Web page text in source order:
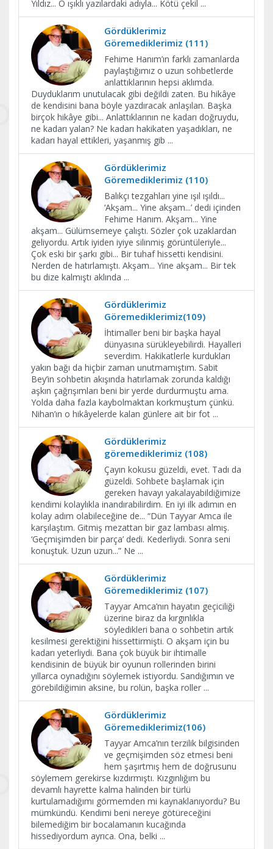
Yıldız... O ışıklı yazılardaki adıyla... Kötü çekil ...
Gördüklerimiz
Göremediklerimiz (111)
Fehime Hanım’ın farklı zamanlarda
paylaştığımız o uzun sohbetlerde
anlattıklarının hepsi aklımda.
Duyduklarım unutulacak gibi değildi zaten. Bu hikâye
de kendisini bana böyle yazdıracak anlaşılan. Başka
birçok hikâye gibi... Anlattıklarının ne kadarı doğruydu,
ne kadarı yalan? Ne kadarı hakikaten yaşadıkları, ne
kadarı hayal ettikleri, yaşanmış gib ...
Gördüklerimiz
Göremediklerimiz (110)
Balıkçı tezgahları yine ışıl ışıldı...
‘Akşam... Yine akşam...’ dedi içinden
Fehime Hanım. Akşam... Yine
akşam... Gülümsemeye çalıştı. Sözler çok uzaklardan
geliyordu. Artık iyiden iyiye silinmiş görüntüleriyle...
Çok eski bir şarkı gibi... Bir tuhaf hissetti kendisini.
Nerden de hatırlamıştı. Akşam... Yine akşam... Bir tek
bu dize kalmıştı aklında ...
Gördüklerimiz
Göremediklerimiz(109)
İhtimaller beni bir başka hayal
dünyasına sürükleyebilirdi. Hayalleri
severdim. Hakikatlerle kurdukları
yakın bağı da hiçbir zaman unutmamıştım. Sabit
Bey’in sohbetin akışında hatırlamak zorunda kaldığı
aşkın çağrışımları beni bir yerde durdurmuştu ama.
Yolda daha fazla kaybolmaktan korkmuştum çünkü.
Nihan’ın o hikâyelerde kalan günlere ait bir fot ...
Gördüklerimiz
göremediklerimiz (108)
Çayın kokusu güzeldi, evet. Tadı da
güzeldi. Sohbete başlamak için
gereken havayı yakalayabildiğimize
kendimi kolaylıkla inandırabilirdim. En iyi ilk adımın en
kolay adım olabileceğine de... “Dün Tayyar Amca ile
karşılaştım. Gitmiş mezattan bir gaz lambası almış.
‘Geçmişimden bir parça’ dedi. Kederliydi. Sonra seni
konuştuk. Uzun uzun...” Ne ...
Gördüklerimiz
Göremediklerimiz (107)
Tayyar Amca’nın hayatın geçiciliği
üzerine biraz da kırgınlıkla
söyledikleri bana o sohbetin artık
kesilmesi gerektiğini hissettirmişti. O akşam için bu
kadarı yeterliydi. Bana çok büyük bir ihtimalle
kendisinin de büyük bir oyunun rollerinden birini
yıllarca oynadığını söylemek istiyordu. Sandığımın ve
görebildiğimin aksine, bu rolün, başka roller ...
Gördüklerimiz
Göremediklerimiz(106)
Tayyar Amca’nın terzilik bilgisinden
ve geçmişimden söz etmesi beni
hem şaşırtmış hem de doğrusunu
söylemem gerekirse kızdırmıştı. Kızgınlığım bu
devamlı hayrette kalma halinden bir türlü
kurtulamadığımı görmemden mi kaynaklanıyordu? Bu
mümkündü. Kendimi beni nereye götüreceğini
bilemediğim bir bocalamanın kucağında
hissediyordum ayrıca. Ona, belki ...